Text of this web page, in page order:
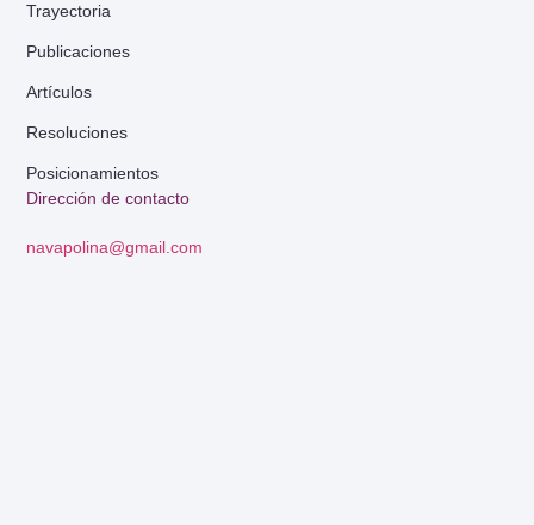
Dirección de contacto
navapolina@gmail.com
Trayectoria
Publicaciones
Artículos
Resoluciones
Posicionamientos